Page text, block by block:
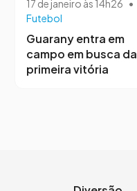
17 de janeiro às 14h26 •
Futebol
Guarany entra em
campo em busca da
primeira vitória